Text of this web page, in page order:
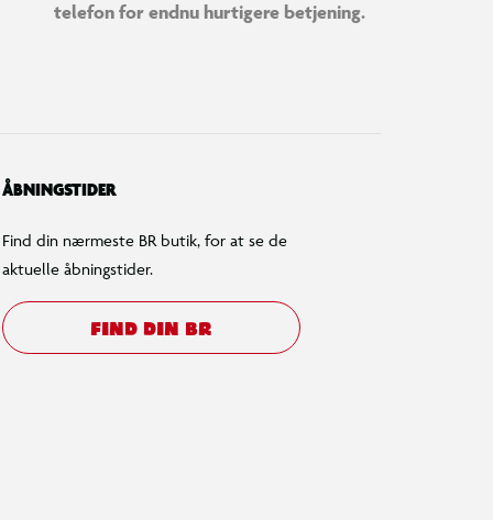
telefon for endnu hurtigere betjening.
ÅBNINGSTIDER
Find din nærmeste BR butik, for at se de
aktuelle åbningstider.
FIND DIN BR